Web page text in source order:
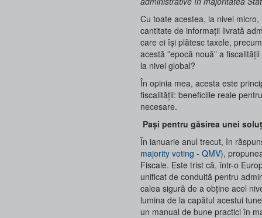
Cu toate acestea, la nivel
cantitate de informații livrată
care ei își plătesc taxele,
acestă ”epocă nouă” a
la nivel global?
În opinia mea, acesta este
fiscalității: beneficiile reale
necesare.
Pași pentru găsirea unei
În ianuarie anul trecut, în
majority voting - QMV),
Fiscale. Este trist că, într-o
unificat de conduită pentru
calea sigură de a obține acel
lumina de la capătul acestui
un manual de bune practici în